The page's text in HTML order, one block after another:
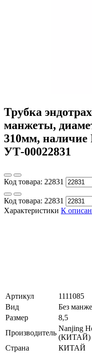
Трубка
манжеты,
310мм,
УТ-00022831
Код товара: 22831
Код товара: 22831
Характеристики К
Артикул
1111085
Вид
Без
Размер
8,5
Производитель
Nanjing
(КИТАЙ)
Страна
КИТАЙ